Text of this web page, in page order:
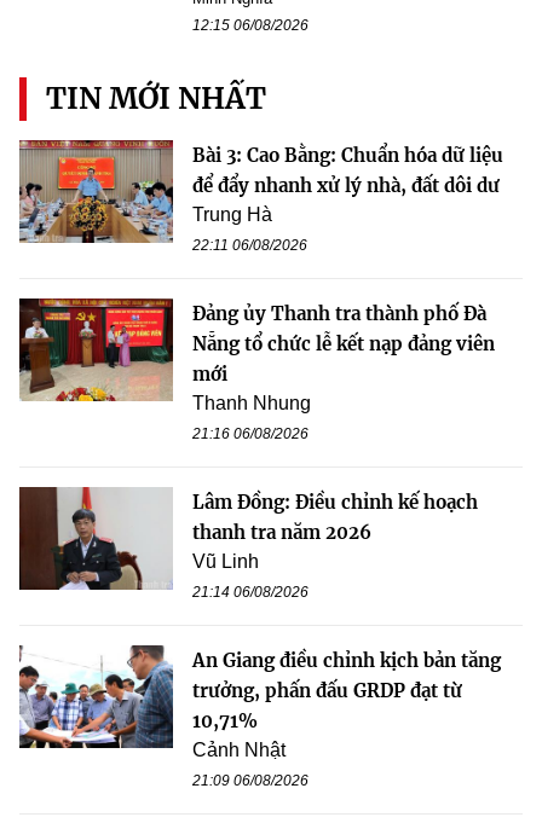
12:15 06/08/2026
TIN MỚI NHẤT
Bài 3: Cao Bằng: Chuẩn hóa dữ liệu
để đẩy nhanh xử lý nhà, đất dôi dư
Trung Hà
22:11 06/08/2026
Đảng ủy Thanh tra thành phố Đà
Nẵng tổ chức lễ kết nạp đảng viên
mới
Thanh Nhung
21:16 06/08/2026
Lâm Đồng: Điều chỉnh kế hoạch
thanh tra năm 2026
Vũ Linh
21:14 06/08/2026
An Giang điều chỉnh kịch bản tăng
trưởng, phấn đấu GRDP đạt từ
10,71%
Cảnh Nhật
21:09 06/08/2026